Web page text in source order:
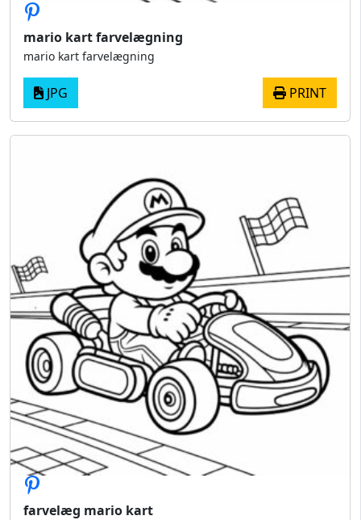
mario kart farvelægning
mario kart farvelægning
JPG PRINT
farvelæg mario kart